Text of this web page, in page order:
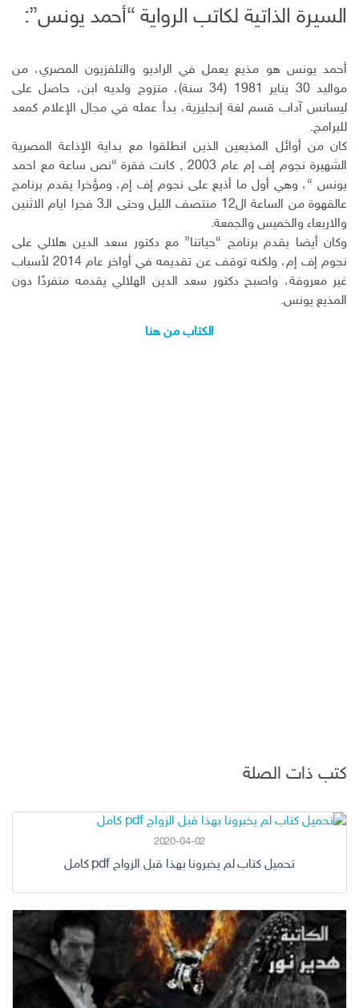
السيرة الذاتية لكاتب الرواية “أحمد يونس”:
أحمد يونس هو مذيع يعمل في الراديو والتلفزيون المصري، من
مواليد 30 يناير 1981 (34 سنة)، متزوج ولديه ابن، حاصل على
ليسانس آداب قسم لغة إنجليزية، بدأ عمله في مجال الإعلام كمعد
للبرامج.
كان من أوائل المذيعين الذين انطلقوا مع بداية الإذاعة المصرية
الشهيرة نجوم إف إم عام 2003 , كانت فقرة “نص ساعة مع احمد
يونس “، وهي أول ما أذيع على نجوم إف إم، ومؤخرا يقدم برنامج
عالقهوة من الساعة ال12 منتصف الليل وحتى الـ3 فجرا ايام الاثنين
والاربعاء والخميس والجمعة.
وكان أيضا يقدم برنامج “حياتنا” مع دكتور سعد الدين هلالي على
نجوم إف إم، ولكنه توقف عن تقديمه في أواخر عام 2014 لأسباب
غير معروفة، واصبح دكتور سعد الدين الهلالي يقدمه منفردًا دون
المذيع يونس.
الكتاب من هنا
كتب ذات الصلة
2020-04-02
تحميل كتاب لم يخبرونا بهذا قبل الزواج pdf كامل